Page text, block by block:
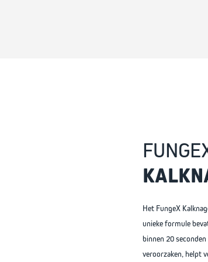
Het FungeX
unieke formule
binnen 20
veroorzaken, helpt
CHOOSE
Belgium (Dutch)